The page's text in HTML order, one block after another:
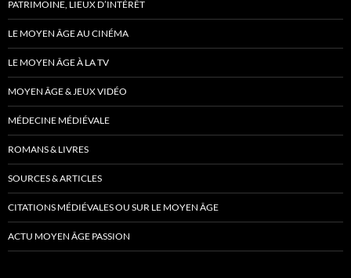
PATRIMOINE, LIEUX D’INTÉRÊT
LE MOYEN ÂGE AU CINÉMA
LE MOYEN ÂGE À LA TV
MOYEN ÂGE & JEUX VIDÉO
MÉDECINE MÉDIÉVALE
ROMANS & LIVRES
SOURCES & ARTICLES
CITATIONS MÉDIÉVALES OU SUR LE MOYEN ÂGE
ACTU MOYEN ÂGE PASSION